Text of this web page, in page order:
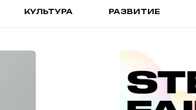
КУЛЬТУРА РАЗВИТИЕ